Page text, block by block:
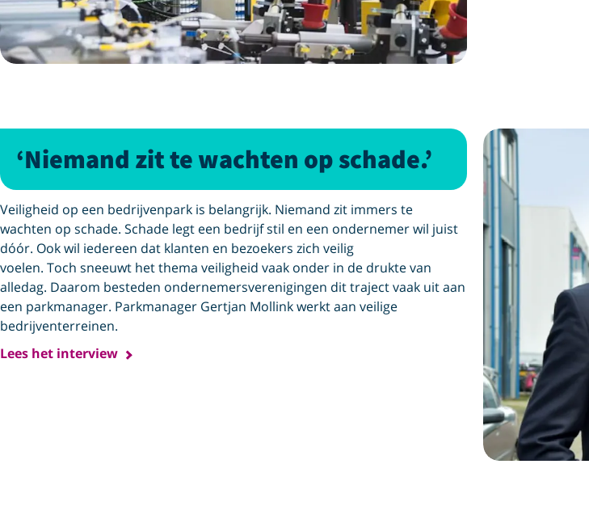
‘Niemand zit te wachten op schade.’
Veiligheid op een bedrijvenpark is belangrijk. Niemand zit immers te
wachten op schade. Schade legt een bedrijf stil en een ondernemer wil juist
dóór. Ook wil iedereen dat klanten en bezoekers zich veilig
voelen. Toch sneeuwt het thema veiligheid vaak onder in de drukte van
alledag. Daarom besteden ondernemersverenigingen dit traject vaak uit aan
een parkmanager. Parkmanager Gertjan Mollink werkt aan veilige
bedrijventerreinen.
Lees het interview